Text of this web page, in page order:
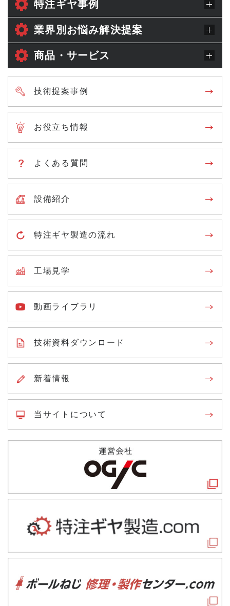
特注ギヤ事例
業界別お悩み解決提案
商品・サービス
技術提案事例
お役立ち情報
よくある質問
設備紹介
特注ギヤ製造の流れ
工場見学
動画ライブラリ
技術資料ダウンロード
新着情報
当サイトについて